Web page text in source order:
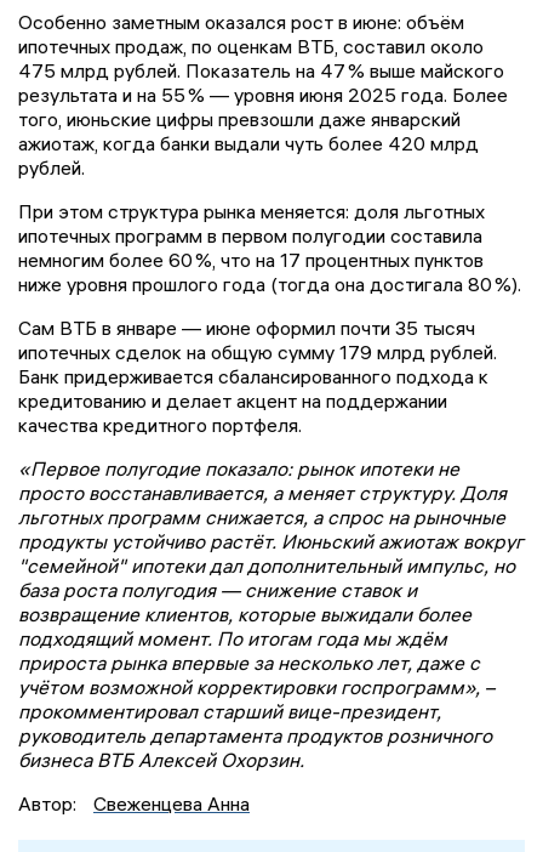
Особенно заметным оказался рост в июне: объём
ипотечных продаж, по оценкам ВТБ, составил около
475 млрд рублей. Показатель на 47 % выше майского
результата и на 55 % — уровня июня 2025 года. Более
того, июньские цифры превзошли даже январский
ажиотаж, когда банки выдали чуть более 420 млрд
рублей.
При этом структура рынка меняется: доля льготных
ипотечных программ в первом полугодии составила
немногим более 60 %, что на 17 процентных пунктов
ниже уровня прошлого года (тогда она достигала 80 %).
Сам ВТБ в январе — июне оформил почти 35 тысяч
ипотечных сделок на общую сумму 179 млрд рублей.
Банк придерживается сбалансированного подхода к
кредитованию и делает акцент на поддержании
качества кредитного портфеля.
«Первое полугодие показало: рынок ипотеки не
просто восстанавливается, а меняет структуру. Доля
льготных программ снижается, а спрос на рыночные
продукты устойчиво растёт. Июньский ажиотаж вокруг
"семейной" ипотеки дал дополнительный импульс, но
база роста полугодия — снижение ставок и
возвращение клиентов, которые выжидали более
подходящий момент. По итогам года мы ждём
прироста рынка впервые за несколько лет, даже с
учётом возможной корректировки госпрограмм», –
прокомментировал старший вице-президент,
руководитель департамента продуктов розничного
бизнеса ВТБ Алексей Охорзин.
Автор:
Свеженцева Анна